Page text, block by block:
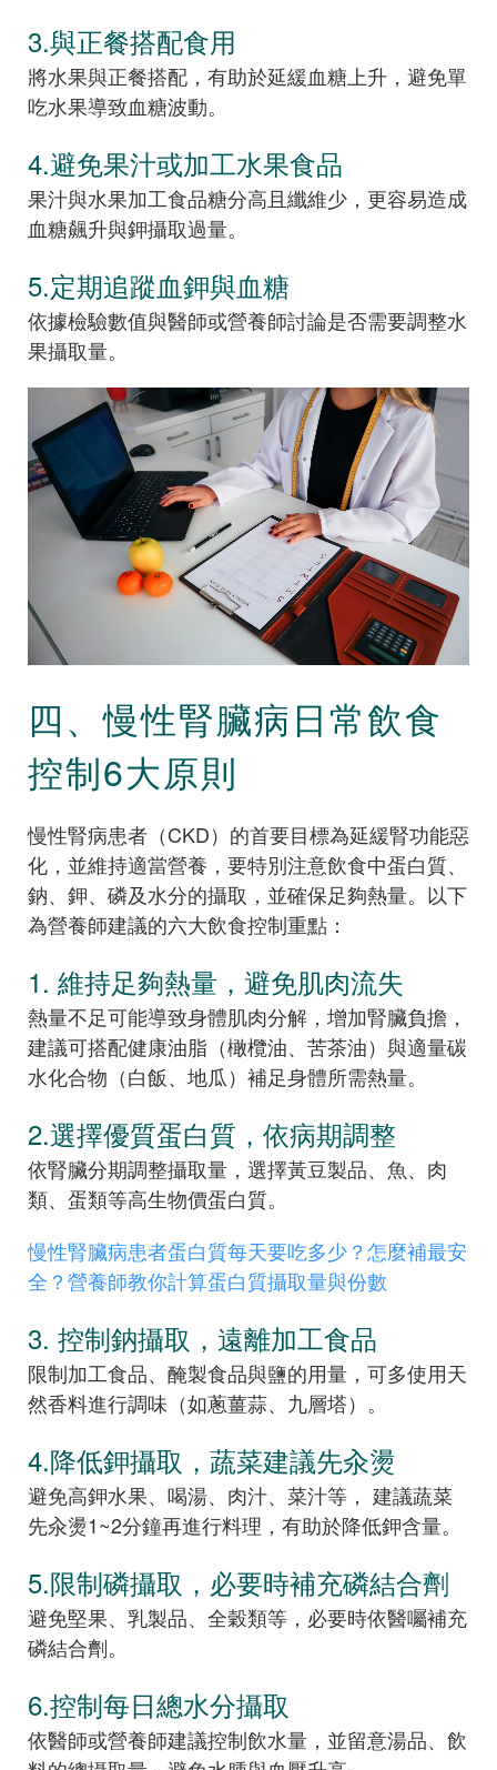
3.與正餐搭配食用
將水果與正餐搭配，有助於延緩血糖上升，避免單
吃水果導致血糖波動。
4.避免果汁或加工水果食品
果汁與水果加工食品糖分高且纖維少，更容易造成
血糖飆升與鉀攝取過量。
5.定期追蹤血鉀與血糖
依據檢驗數值與醫師或營養師討論是否需要調整水
果攝取量。
四、慢性腎臟病日常飲食
控制6大原則
慢性腎病患者（CKD）的首要目標為延緩腎功能惡
化，並維持適當營養，要特別注意飲食中蛋白質、
鈉、鉀、磷及水分的攝取，並確保足夠熱量。以下
為營養師建議的六大飲食控制重點：
1. 維持足夠熱量，避免肌肉流失
熱量不足可能導致身體肌肉分解，增加腎臟負擔，
建議可搭配健康油脂（橄欖油、苦茶油）與適量碳
水化合物（白飯、地瓜）補足身體所需熱量。
2.選擇優質蛋白質，依病期調整
依腎臟分期調整攝取量，選擇黃豆製品、魚、肉
類、蛋類等高生物價蛋白質。
慢性腎臟病患者蛋白質每天要吃多少？怎麼補最安
全？營養師教你計算蛋白質攝取量與份數
3. 控制鈉攝取，遠離加工食品
限制加工食品、醃製食品與鹽的用量，可多使用天
然香料進行調味（如蔥薑蒜、九層塔）。
4.降低鉀攝取，蔬菜建議先汆燙
避免高鉀水果、喝湯、肉汁、菜汁等， 建議蔬菜
先汆燙1~2分鐘再進行料理，有助於降低鉀含量。
5.限制磷攝取，必要時補充磷結合劑
避免堅果、乳製品、全穀類等，必要時依醫囑補充
磷結合劑。
6.控制每日總水分攝取
依醫師或營養師建議控制飲水量，並留意湯品、飲